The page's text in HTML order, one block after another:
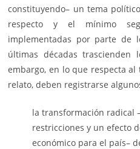
constituyendo– un tema
respecto y el mínimo
implementadas por parte de
últimas décadas
embargo, en lo que respecta
relato, deben registrarse
la transformación radical
restricciones y un efecto
económico para el país–